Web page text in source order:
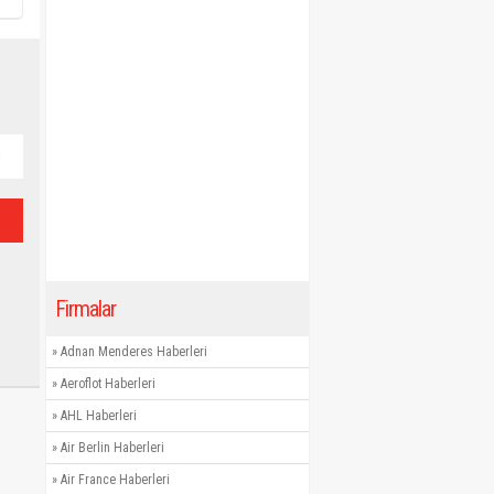
Firmalar
» Adnan Menderes Haberleri
» Aeroflot Haberleri
» AHL Haberleri
» Air Berlin Haberleri
» Air France Haberleri